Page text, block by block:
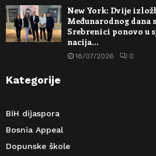
New York: Dvije
Međunarodnog dana
Srebrenici ponovo u
nacija…
18/07/2026 0
Kategorije
BiH dijaspora
Bosnia Appeal
Dopunske škole